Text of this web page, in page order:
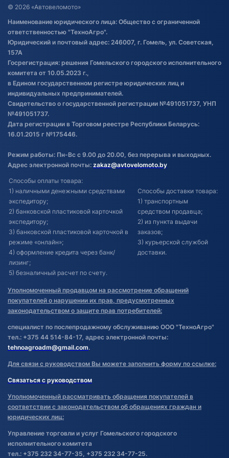
Договор публичной оферты
Обработка файлов cookie
Постановка транспорта на учет
Обновления в ЭПТС 2024
© 2026 «Автовеломото»
Наименование юридического лица: Общество с ограниченной
ответственностью "ТехноАгро".
Юридический и почтовый адрес: 246007, г. Гомель, ул. Советская,
157А
Госрегистрация: решения Гомельского городского исполнительного
комитета от 10.05.2023 г.,
в Едином государственном регистре юридических лиц и
индивидуальных предпринимателей.
Свидетельство о государственной регистрации №491051737, УНП
№491051737.
Дата регистрации в Торговом реестре Республики Беларусь:
16.01.2015 г №175446.
Режим работы: Пн-Вс с 9.00 до 20.00, без перерыва и выходных.
Адрес электронной почты: zakaz@avtovelomoto.by
Способы оплаты товара:
1) наличными денежными средствами
экспедитору;
2) банковской пластиковой карточкой
экспедитору;
3) банковской пластиковой карточкой в
режиме «онлайн»;
4) оформление кредита через банк/
лизинг;
5) безналичный расчет по счету.
Способы доставки товара:
1) транспортным
средством продавца;
2) из пункта выдачи
заказов;
3) курьерской службой
доставки.
Уполномоченный продавцом на рассмотрение обращений
покупателей о нарушении их прав, предусмотренных
законодательством о защите прав потребителей:
специалист по послепродажному обслуживанию ООО "ТехноАгро"
тел.: +375 44 514-84-17, адрес электронной почты:
tehnoagroadm@gmail.com.
Для связи с руководством Вы можете заполнить форму по ссылке:
Связаться с руководством
Уполномоченный рассматривать обращения покупателей в
соответствии с законодательством об обращениях граждан и
юридических лиц:
Управление торговли и услуг Гомельского городского
исполнительного комитета
тел.: +375 232 34-77-35, +375 232 34-77-25.